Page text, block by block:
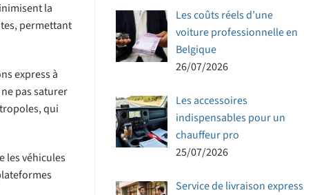
la
permettant
express à
pas saturer
qui
les véhicules
Les coûts réels d’une
voiture professionnelle en
Belgique
26/07/2026
Les accessoires
indispensables pour un
chauffeur pro
25/07/2026
Service de livraison express